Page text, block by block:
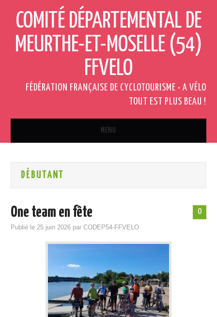
COMITÉ DÉPARTEMENTAL DE
MEURTHE-ET-MOSELLE (54)
FFVELO
FÉDÉRATION FRANÇAISE DE CYCLOTOURISME • A VÉLO
TOUT EST PLUS BEAU !
MENU
QUI SOMMES-NOUS ?
ACTUALITÉS
INFOS & PRESSE
COMMISSIONS
DÉBUTANT
0
One team en fête
Publié le25 juin 2026 parCODEP54-FFVELO